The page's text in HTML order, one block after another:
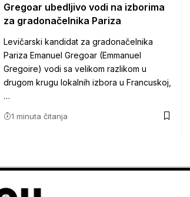
Gregoar ubedljivo vodi na izborima
za gradonačelnika Pariza
Levičarski kandidat za gradonačelnika
Pariza Emanuel Gregoar (Emmanuel
Gregoire) vodi sa velikom razlikom u
drugom krugu lokalnih izbora u Francuskoj,
…
1 minuta čitanja